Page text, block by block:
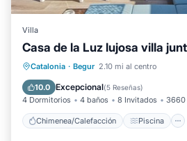
Villa
Casa de la Luz lujosa villa
Catalonia · Begur 2.10 mi al centro
10.0 Excepcional(5 Reseñas)
4 Dormitorios 4 baños 8 Invitados 3660
Chimenea/Calefacción Piscina
Chimenea/Calefacción
Balcón/Terraza